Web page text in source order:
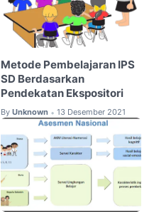
Metode Pembelajaran IPS
SD Berdasarkan
Pendekatan Ekspositori
By Unknown • 13 Desember 2021